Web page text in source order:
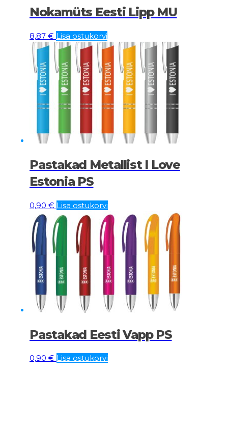
Nokamüts Eesti Lipp MU
8,87 € Lisa ostukorvi
Pastakad Metallist I Love
Estonia PS
0,90 € Lisa ostukorvi
Pastakad Eesti Vapp PS
0,90 € Lisa ostukorvi